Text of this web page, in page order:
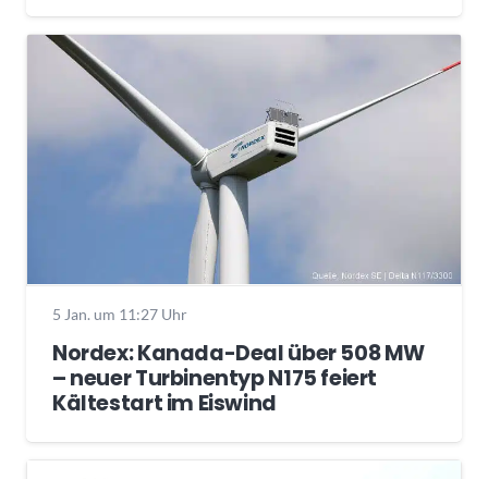
5 Jan. um 11:27 Uhr
Nordex: Kanada-Deal über 508 MW
– neuer Turbinentyp N175 feiert
Kältestart im Eiswind